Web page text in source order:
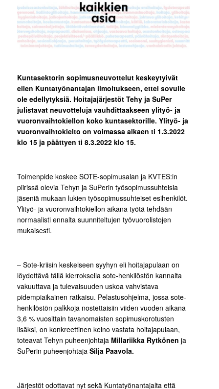
Kuntasektorin sopimusneuvottelut keskeytyivät
eilen Kuntatyönantajan ilmoitukseen, ettei sovulle
ole edellytyksiä. Hoitajajärjestöt Tehy ja SuPer
julistavat neuvotteluja vauhdittaakseen ylityö- ja
vuoronvaihtokiellon koko kuntasektorille. Ylityö- ja
vuoronvaihtokielto on voimassa alkaen ti 1.3.2022
klo 15 ja päättyen ti 8.3.2022 klo 15.
Toimenpide koskee SOTE-sopimusalan ja KVTES:in
piirissä olevia Tehyn ja SuPerin työsopimussuhteisia
jäseniä mukaan lukien työsopimussuhteiset esihenkilöt.
Ylityö- ja vuoronvaihtokiellon aikana työtä tehdään
normaalisti ennalta suunniteltujen työvuorolistojen
mukaisesti.
­­– Sote-kriisin keskeiseen syyhyn eli hoitajapulaan on
löydettävä tällä kierroksella sote-henkilöstön kannalta
vakuuttava ja tulevaisuuden uskoa vahvistava
pidempiaikainen ratkaisu. Pelastusohjelma, jossa sote-
henkilöstön palkkoja nostettaisiin viiden vuoden aikana
3,6 % vuosittain tavanomaisten sopimuskorotusten
lisäksi, on konkreettinen keino vastata hoitajapulaan,
toteavat Tehyn puheenjohtaja Millariikka Rytkönen ja
SuPerin puheenjohtaja Silja Paavola.
Järjestöt odottavat nyt sekä Kuntatyönantajalta että